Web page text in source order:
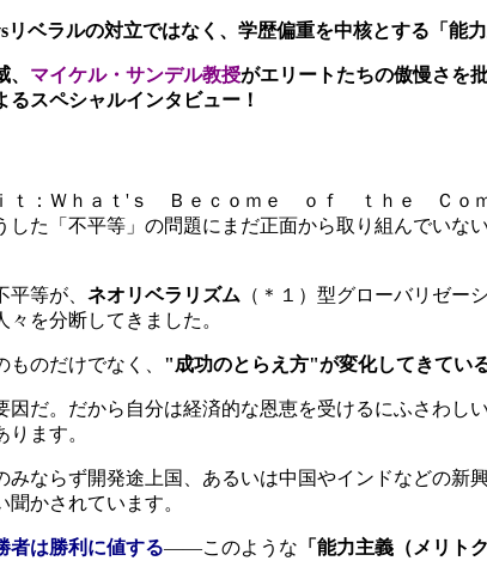
ベラルの対立ではなく、学歴偏重を中核とする「能
マイケル・サンデル教授がエリートたちの傲慢さを
るスペシャルインタビュー！
Ｗｈａｔ'ｓ Ｂｅｃｏｍｅ ｏｆ ｔｈｅ Ｃｏｍ
た「不平等」の問題にまだ正面から取り組んでいな
等が、 ネオリベラリズム （＊１）型グローバリゼー
を分断してきました。
のだけでなく、 "成功のとらえ方"が変化してきてい
だ。だから自分は経済的な恩恵を受けるにふさわ
ます。
ならず開発途上国、あるいは中国やインドなどの新
かされています。
者は勝利に値する――このような 「能力主義（メリト